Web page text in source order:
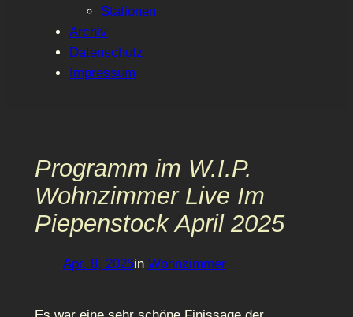
Stationen
Archiv
Datenschutz
Impressum
Programm im W.I.P.
Wohnzimmer Live Im
Piepenstock April 2025
Apr. 8, 2025in Wohnzimmer